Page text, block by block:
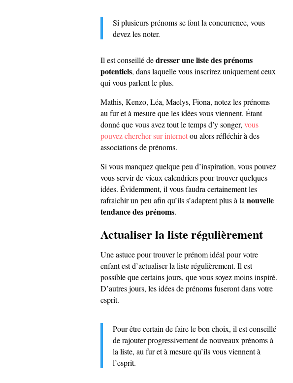
Si plusieurs prénoms se font la concurrence, vous
devez les noter.
Il est conseillé dedresser une liste des prénoms
potentiels, dans laquelle vous inscrirez uniquement ceux
qui vous parlent le plus.
Mathis, Kenzo, Léa, Maelys, Fiona, notez les prénoms
au fur et à mesure que les idées vous viennent. Étant
donné que vous avez tout le temps d’y songer,vous
pouvez chercher sur internetou alors réfléchir à des
associations de prénoms.
Si vous manquez quelque peu d’inspiration, vous pouvez
vous servir de vieux calendriers pour trouver quelques
idées. Évidemment, il vous faudra certainement les
rafraichir un peu afin qu’ils s’adaptent plus à lanouvelle
tendance des prénoms.
Actualiser la liste régulièrement
Une astuce pour trouver le prénom idéal pour votre
enfant est d’actualiser la liste régulièrement. Il est
possible que certains jours, que vous soyez moins inspiré.
D’autres jours, les idées de prénoms fuseront dans votre
esprit.
Pour être certain de faire le bon choix, il est conseillé
de rajouter progressivement de nouveaux prénoms à
la liste, au fur et à mesure qu’ils vous viennent à
l’esprit.